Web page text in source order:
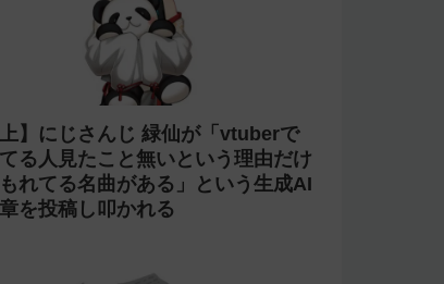
上】にじさんじ 緑仙が「vtuberで
る人見たこと無いという理由だけ
れてる名曲がある」という生成AI
を投稿し叩かれる